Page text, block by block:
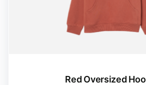
Red Oversized